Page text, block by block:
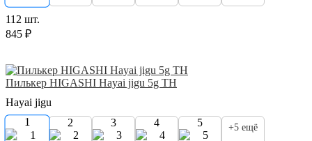
112 шт.
845 ₽
Пилькер HIGASHI Hayai jigu 5g TH
Hayai jigu
1 2 3 4 5 +5 ещё